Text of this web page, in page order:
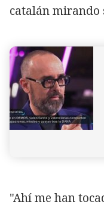
catalán mirando
"Ahí me han